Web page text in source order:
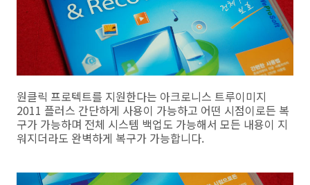
원클릭 프로텍트를 지원한다는 아크로니스 트루이미지
2011 플러스 간단하게 사용이 가능하고 어떤 시점이로든 복
구가 가능하며 전체 시스템 백업도 가능해서 모든 내용이 지
워지더라도 완벽하게 복구가 가능합니다.